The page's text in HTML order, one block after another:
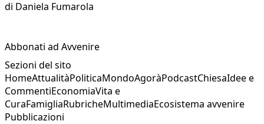
di Daniela Fumarola
Abbonati ad Avvenire
Sezioni del sito
HomeAttualitàPoliticaMondoAgoràPodcastChiesaIdee e
CommentiEconomiaVita e
CuraFamigliaRubricheMultimediaEcosistema avvenire
Pubblicazioni